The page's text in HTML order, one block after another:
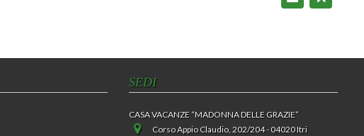
SEDI
CASA VACANZE “MADONNA DELLE GRAZIE”
Corso Appio Claudio, 202/204 - 04020 Itri